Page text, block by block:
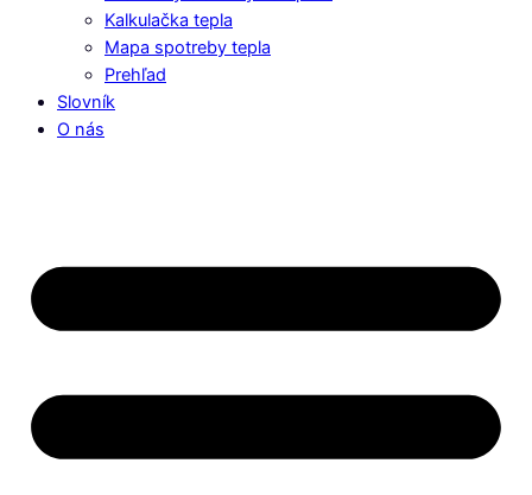
Kalkulačka tepla
Mapa spotreby tepla
Prehľad
Slovník
O nás